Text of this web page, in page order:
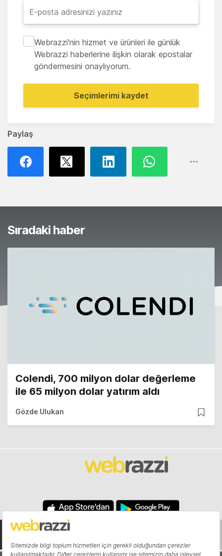
Paylaş
Webrazzi'nin hizmet ve ürünleri ile günlük
Webrazzi haberlerine ilişkin olarak epostalar
göndermesini onaylıyorum.
Seçimlerimi kaydet
Sıradaki haber
Colendi, 700 milyon dolar değerleme
ile 65 milyon dolar yatırım aldı
Gözde Ulukan